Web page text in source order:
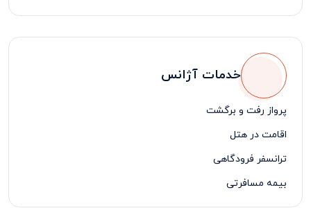
خدمات آژانس
پرواز رفت و برگشت
اقامت در هتل
ترانسفر فرودگاهی
بیمه مسافرتی
لیدر مسافرتی فارسی زبان